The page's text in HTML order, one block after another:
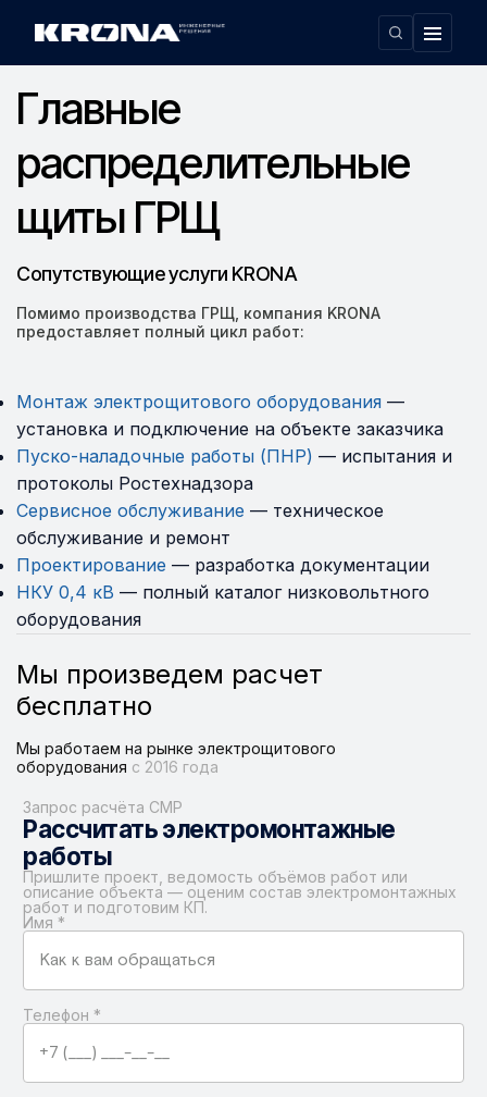
Главная ›Главные распределительные щиты ГРЩ
Главные
распределительные
щиты ГРЩ
Сопутствующие услуги KRONA
Помимо производства ГРЩ, компания KRONA
предоставляет полный цикл работ:
Монтаж электрощитового оборудования —
установка и подключение на объекте заказчика
Пуско-наладочные работы (ПНР) — испытания и
протоколы Ростехнадзора
Сервисное обслуживание — техническое
обслуживание и ремонт
Проектирование — разработка документации
НКУ 0,4 кВ — полный каталог низковольтного
оборудования
Мы произведем расчет
бесплатно
Мы работаем на рынке электрощитового
оборудования с 2016 года
Запрос расчёта СМР
Рассчитать электромонтажные
работы
Пришлите проект, ведомость объёмов работ или
описание объекта — оценим состав электромонтажных
работ и подготовим КП.
Имя *
Телефон *